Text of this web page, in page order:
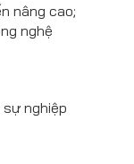
nâng cao;
nghệ
nghiệp